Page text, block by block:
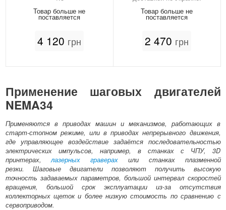
Товар больше не
поставляется
4 120 грн
Товар больше не
поставляется
2 470 грн
Применение шаговых двигателей
NEMA34
Применяются в приводах машин и механизмов, работающих в
старт-стопном режиме, или в приводах непрерывного движения,
где управляющее воздействие задаётся последовательностью
электрических импульсов, например, в станках с ЧПУ, 3D
принтерах,лазерных граверах или станках плазменной
резки. Шаговые двигатели позволяют получить высокую
точность задаваемых параметров, большой интервал скоростей
вращения, большой срок эксплуатации из-за отсутствия
коллекторных щеток и более низкую стоимость по сравнению с
сервоприводом.